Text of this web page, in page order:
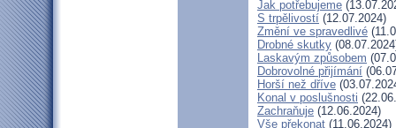
Jak potřebujeme
S trpělivostí (12.07.2024)
Změní ve spravedlivé
Drobné skutky
Laskavým způsobem
Dobrovolné přijímání
Horší než dříve
Konal v poslušnosti
Zachraňuje (12.06.2024)
Vše překonat (11.06.2024)